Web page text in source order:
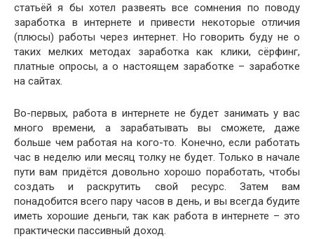
статьёй я бы хотел развеять все сомнения по поводу
заработка в интернете и привести некоторые отличия
(плюсы) работы через интернет. Но говорить буду не о
таких мелких методах заработка как клики, сёрфинг,
платные опросы, а о настоящем заработке – заработке
на сайтах.
Во-первых, работа в интернете не будет занимать у вас
много времени, а зарабатывать вы сможете, даже
больше чем работая на кого-то. Конечно, если работать
час в неделю или месяц толку не будет. Только в начале
пути вам придётся довольно хорошо поработать, чтобы
создать и раскрутить свой ресурс. Затем вам
понадобится всего пару часов в день, и вы всегда будите
иметь хорошие деньги, так как работа в интернете – это
практически пассивный доход.